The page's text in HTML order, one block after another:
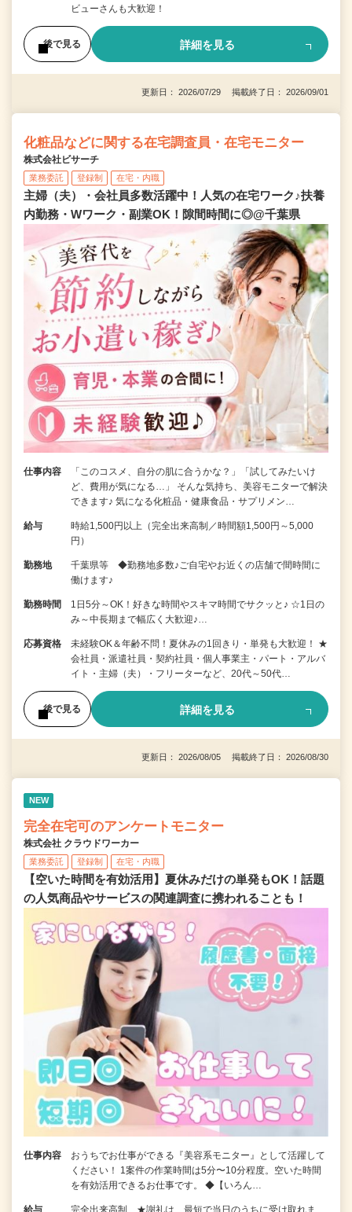
ビューさんも大歓迎！
後で見る 詳細を見る
更新日： 2026/07/29 掲載終了日： 2026/09/01
化粧品などに関する在宅調査員・在宅モニター
株式会社ビサーチ
業務委託 登録制 在宅・内職
主婦（夫）・会社員多数活躍中！人気の在宅ワーク♪扶養
内勤務・Wワーク・副業OK！隙間時間に◎@千葉県
仕事内容
「このコスメ、自分の肌に合うかな？」「試してみたいけ
ど、費用が気になる…」 そんな気持ち、美容モニターで解決
できます♪ 気になる化粧品・健康食品・サプリメン…
給与
時給1,500円以上（完全出来高制／時間額1,500円～5,000
円）
勤務地
千葉県等 ◆勤務地多数♪ご自宅やお近くの店舗で間時間に
働けます♪
勤務時間
1日5分～OK！好きな時間やスキマ時間でサクッと♪ ☆1日の
み～中長期まで幅広く大歓迎♪…
応募資格
未経験OK＆年齢不問！夏休みの1回きり・単発も大歓迎！ ★
会社員・派遣社員・契約社員・個人事業主・パート・アルバ
イト・主婦（夫）・フリーターなど、20代～50代…
後で見る 詳細を見る
更新日： 2026/08/05 掲載終了日： 2026/08/30
NEW
完全在宅可のアンケートモニター
株式会社 クラウドワーカー
業務委託 登録制 在宅・内職
【空いた時間を有効活用】夏休みだけの単発もOK！話題
の人気商品やサービスの関連調査に携われることも！
仕事内容
おうちでお仕事ができる『美容系モニター』として活躍して
ください！ 1案件の作業時間は5分〜10分程度。空いた時間
を有効活用できるお仕事です。 ◆【いろん…